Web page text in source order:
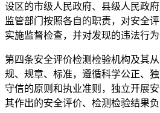
设区的市级人民政府、县级人民政
监管部门按照各自的职责，对安全
实施监督检查，并对发现的违法行
第四条安全评价检测检验机构及其
规、规章、标准，遵循科学公正、
守信的原则和执业准则，独立开展
其作出的安全评价、检测检验结果